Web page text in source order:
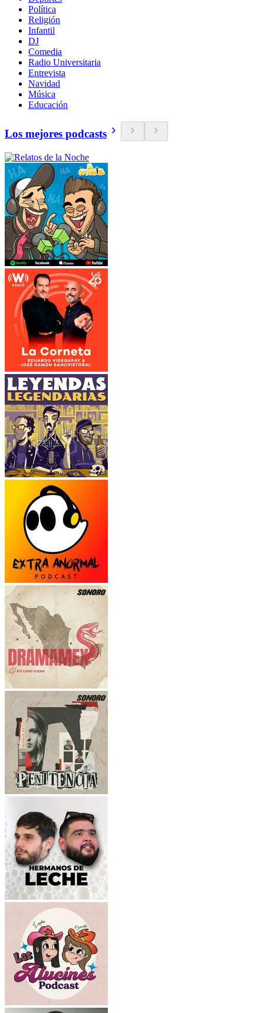
Política
Religión
Infantil
DJ
Comedia
Radio Universitaria
Entrevista
Navidad
Música
Educación
Los mejores podcasts